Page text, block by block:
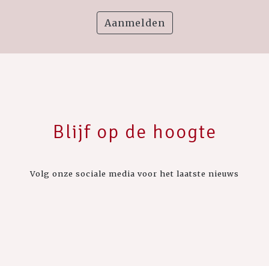
Aanmelden
Blijf op de hoogte
Volg onze sociale media voor het laatste nieuws